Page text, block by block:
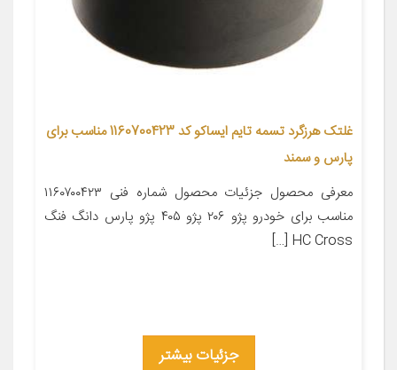
غلتک هرزگرد تسمه تایم ایساکو کد 1160700423 مناسب برای
پارس و سمند
معرفی محصول جزئیات محصول شماره فنی ۱۱۶۰۷۰۰۴۲۳
مناسب برای خودرو پژو ۲۰۶ پژو ۴۰۵ پژو پارس دانگ فنگ
HC Cross […]
جزئیات بیشتر